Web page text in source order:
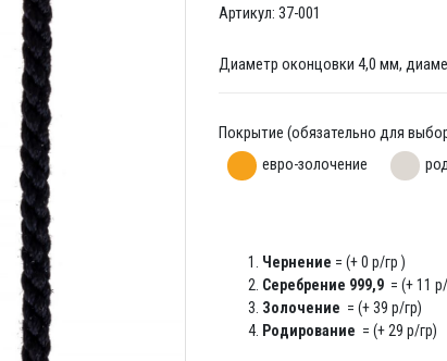
Артикул: 37-001
Диаметр оконцовки 4,0 мм,
Покрытие (обязательно для
евро-золочение
Чернение = (+ 0 р/гр )
Серебрение 999,9 = (+ 11
Золочение = (+ 39 р/гр)
Родирование = (+ 29 р/гр)